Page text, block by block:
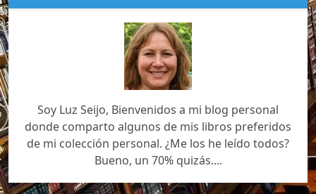
Soy Luz Seijo, Bienvenidos a mi blog personal
donde comparto algunos de mis libros preferidos
de mi colección personal. ¿Me los he leído todos?
Bueno, un 70% quizás....